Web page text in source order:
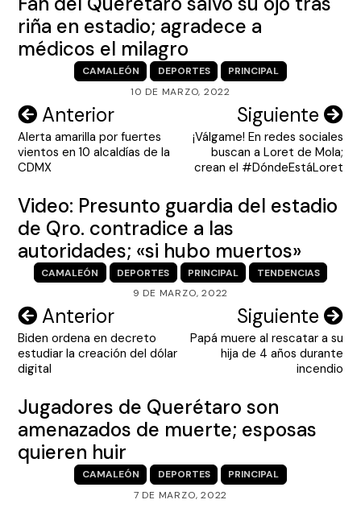
riña en estadio; agradece a
médicos el milagro
CAMALEÓN DEPORTES
PRINCIPAL
10 DE MARZO, 2022
Navegación
de
entradas
Anterior
Alerta amarilla por fuertes
vientos en 10 alcaldías de la
CDMX
Siguiente
¡Válgame! En redes sociales
buscan a Loret de Mola;
crean el #DóndeEstáLoret
Video: Presunto guardia del estadio
de Qro. contradice a las
autoridades; «si hubo muertos»
CAMALEÓN DEPORTES PRINCIPAL
TENDENCIAS
9 DE MARZO, 2022
Navegación
de
entradas
Anterior
Biden ordena en decreto
estudiar la creación del dólar
digital
Siguiente
Papá muere al rescatar a su
hija de 4 años durante
incendio
Jugadores de Querétaro son
amenazados de muerte; esposas
quieren huir
CAMALEÓN DEPORTES
PRINCIPAL
7 DE MARZO, 2022